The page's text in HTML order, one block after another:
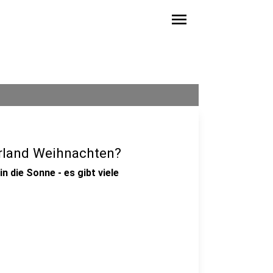
menu
Weihnachten?
die Sonne - es gibt viele